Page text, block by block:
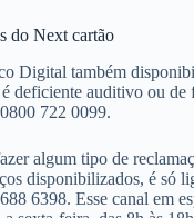
do Next cartão
Digital também
deficiente auditivo ou de
722 0099.
algum tipo de
disponibilizados, é só
6398. Esse canal em